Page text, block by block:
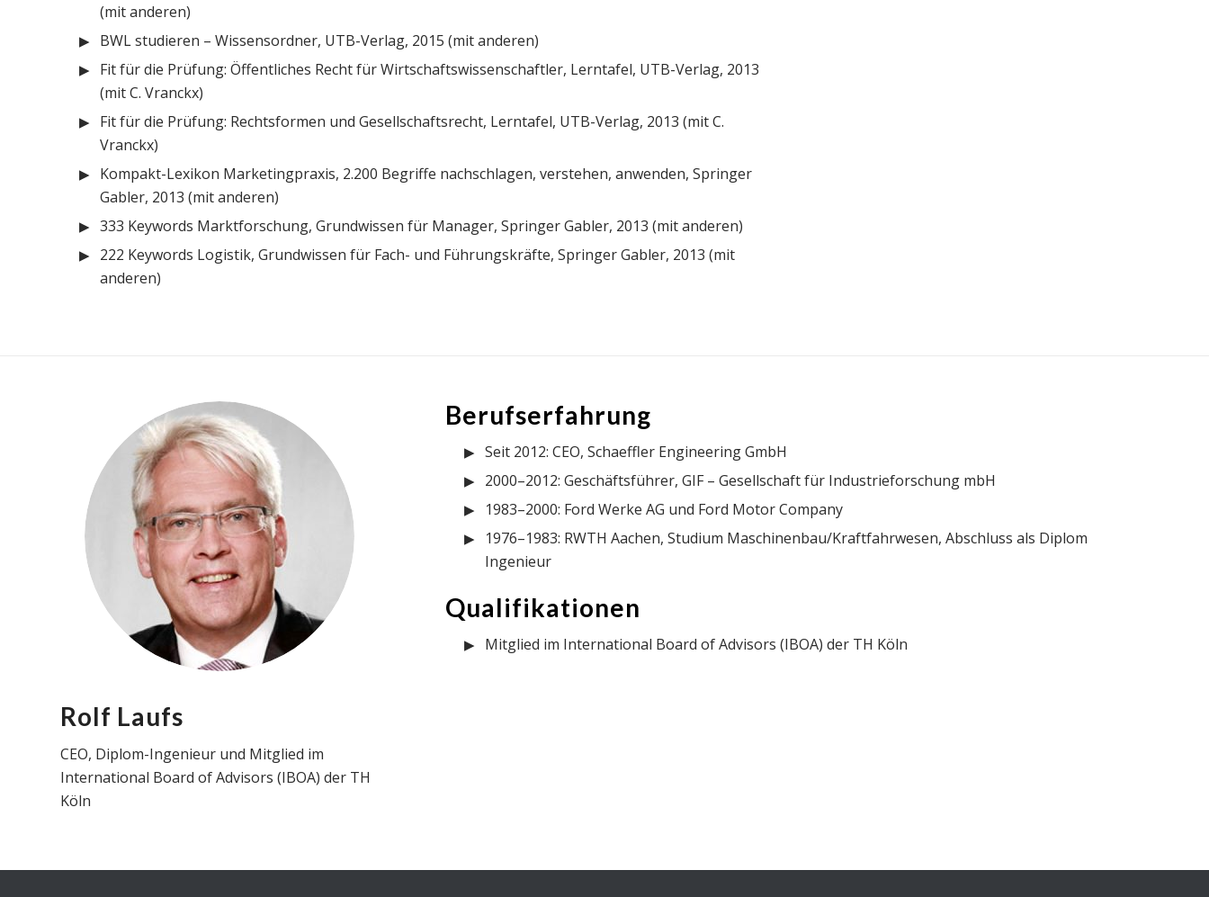
(mit anderen)
BWL studieren – Wissensordner, UTB-Verlag, 2015 (mit anderen)
Fit für die Prüfung: Öffentliches Recht für Wirtschaftswissenschaftler, Lerntafel, UTB-Verlag, 2013
(mit C. Vranckx)
Fit für die Prüfung: Rechtsformen und Gesellschaftsrecht, Lerntafel, UTB-Verlag, 2013 (mit C.
Vranckx)
Kompakt-Lexikon Marketingpraxis, 2.200 Begriffe nachschlagen, verstehen, anwenden, Springer
Gabler, 2013 (mit anderen)
333 Keywords Marktforschung, Grundwissen für Manager, Springer Gabler, 2013 (mit anderen)
222 Keywords Logistik, Grundwissen für Fach- und Führungskräfte, Springer Gabler, 2013 (mit
anderen)
Rolf Laufs
CEO, Diplom-Ingenieur und Mitglied im
International Board of Advisors (IBOA) der TH
Köln
Berufserfahrung
Seit 2012: CEO, Schaeffler Engineering GmbH
2000–2012: Geschäftsführer, GIF – Gesellschaft für Industrieforschung mbH
1983–2000: Ford Werke AG und Ford Motor Company
1976–1983: RWTH Aachen, Studium Maschinenbau/Kraftfahrwesen, Abschluss als Diplom
Ingenieur
Qualifikationen
Mitglied im International Board of Advisors (IBOA) der TH Köln